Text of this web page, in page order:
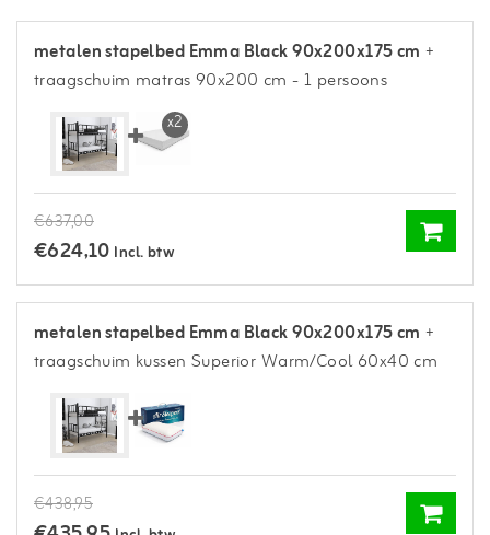
metalen stapelbed Emma Black 90x200x175 cm +
traagschuim matras 90x200 cm - 1 persoons
x2
€637,00
€624,10 Incl. btw
metalen stapelbed Emma Black 90x200x175 cm +
traagschuim kussen Superior Warm/Cool 60x40 cm
€438,95